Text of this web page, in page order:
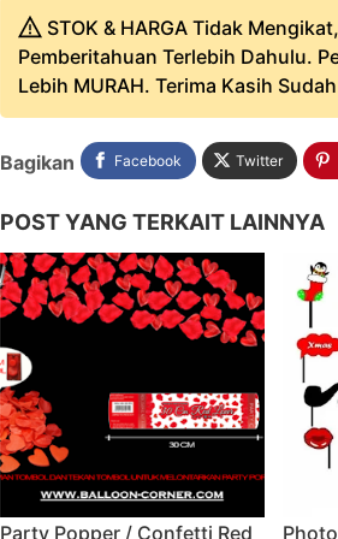
STOK & HARGA Tidak
Pemberitahuan Terlebih Dahulu.
Lebih MURAH. Terima Kasih
Bagikan Facebook Twitter
POST YANG TERKAIT LAINNYA
Party Popper / Confetti Red